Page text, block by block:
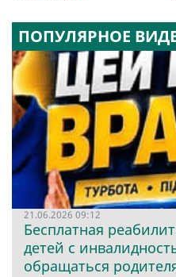
ПОПУЛЯРНОЕ
21.06.2026 09:12
Бесплатная
детей с
обращаться